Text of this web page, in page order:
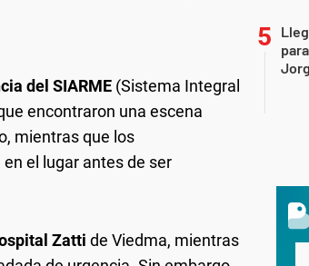
del SIARME (Sistema Integral
encontraron una escena
mientras que los
en el lugar antes de ser
Zatti de Viedma, mientras